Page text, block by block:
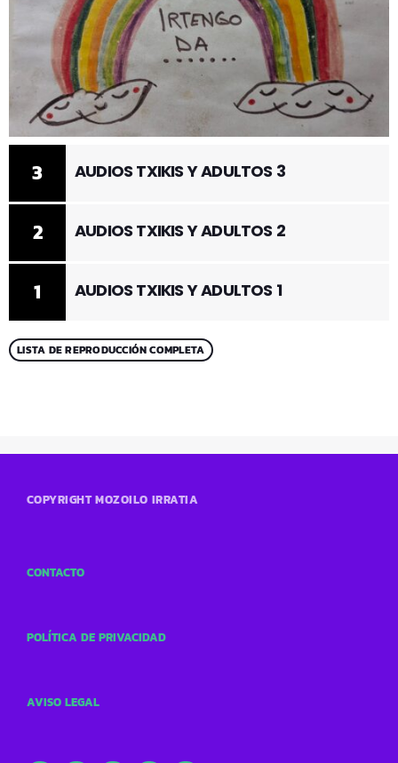
1 AUDIOS TXIKIS Y ADULTOS 1
2 AUDIOS TXIKIS Y ADULTOS 2
3 AUDIOS TXIKIS Y ADULTOS 3
LISTA DE REPRODUCCIÓN COMPLETA
COPYRIGHT MOZOILO IRRATIA
CONTACTO
POLÍTICA DE PRIVACIDAD
AVISO LEGAL